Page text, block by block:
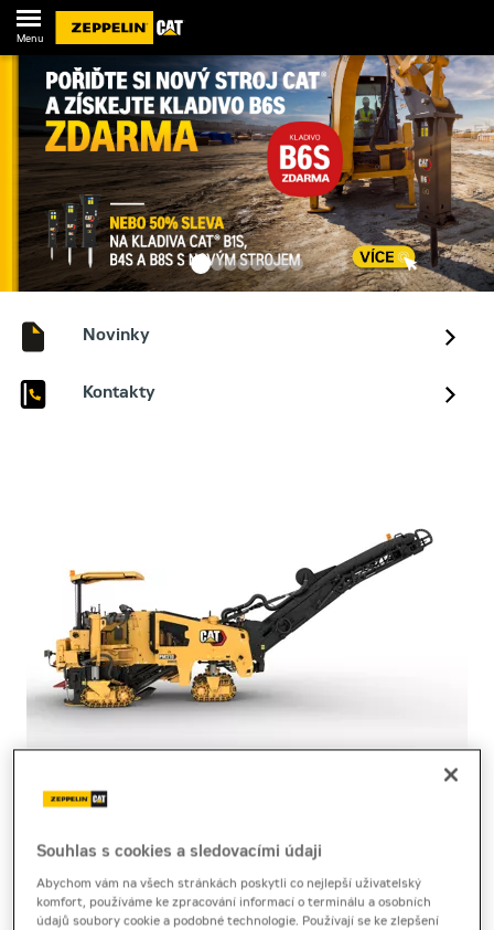
Menu
Novinky
Kontakty
Produktový list [0,3 MB] Brožura [2,7 MB]
Souhlas s cookies a sledovacími údaji
Abychom vám na všech stránkách poskytli co nejlepší uživatelský
komfort, používáme ke zpracování informací o terminálu a osobních
údajů soubory cookie a podobné technologie. Používají se ke zlepšení